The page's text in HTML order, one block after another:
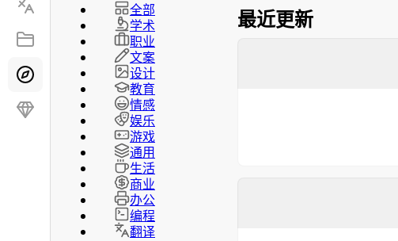
全部
学术
职业
文案
设计
教育
情感
娱乐
游戏
通用
生活
商业
办公
编程
翻译
最近更新